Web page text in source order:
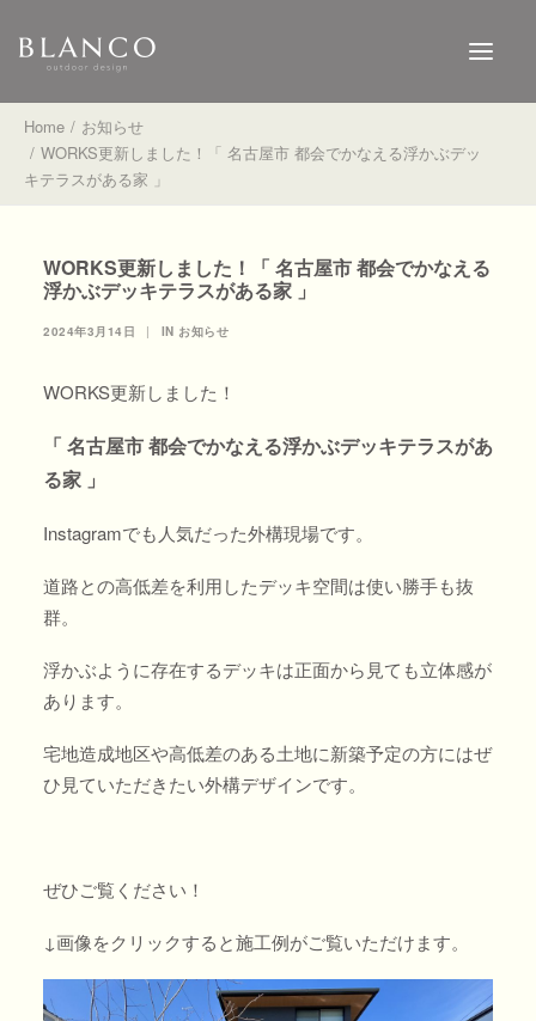
SHOP
NEWS
BLOG
FLOW
Home
お知らせ
WORKS更新しました！「 名古屋市 都会でかなえる浮かぶデッ
キテラスがある家 」
WORKS更新しました！「 名古屋市 都会でかなえる
浮かぶデッキテラスがある家 」
2024年3月14日 | IN お知らせ
WORKS更新しました！
「 名古屋市 都会でかなえる浮かぶデッキテラスがあ
る家 」
Instagramでも人気だった外構現場です。
道路との高低差を利用したデッキ空間は使い勝手も抜
群。
浮かぶように存在するデッキは正面から見ても立体感が
あります。
宅地造成地区や高低差のある土地に新築予定の方にはぜ
ひ見ていただきたい外構デザインです。
ぜひご覧ください！
↓画像をクリックすると施工例がご覧いただけます。